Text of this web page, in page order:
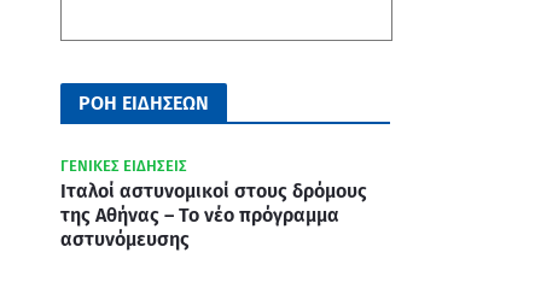
ΡΟΗ ΕΙΔΗΣΕΩΝ
ΓΕΝΙΚΕΣ ΕΙΔΗΣΕΙΣ
Ιταλοί αστυνομικοί στους δρόμους
της Αθήνας – Το νέο πρόγραμμα
αστυνόμευσης